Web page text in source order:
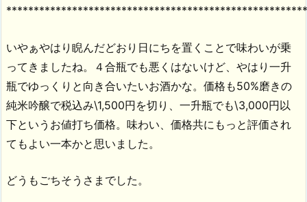
いやぁやはり睨んだどおり日にちを置くことで味わいが乗
ってきましたね。４合瓶でも悪くはないけど、やはり一升
瓶でゆっくりと向き合いたいお酒かな。価格も50%磨きの
純米吟醸で税込み\1,500円を切り、一升瓶でも\3,000円以
下というお値打ち価格。味わい、価格共にもっと評価され
てもよい一本かと思いました。
どうもごちそうさまでした。